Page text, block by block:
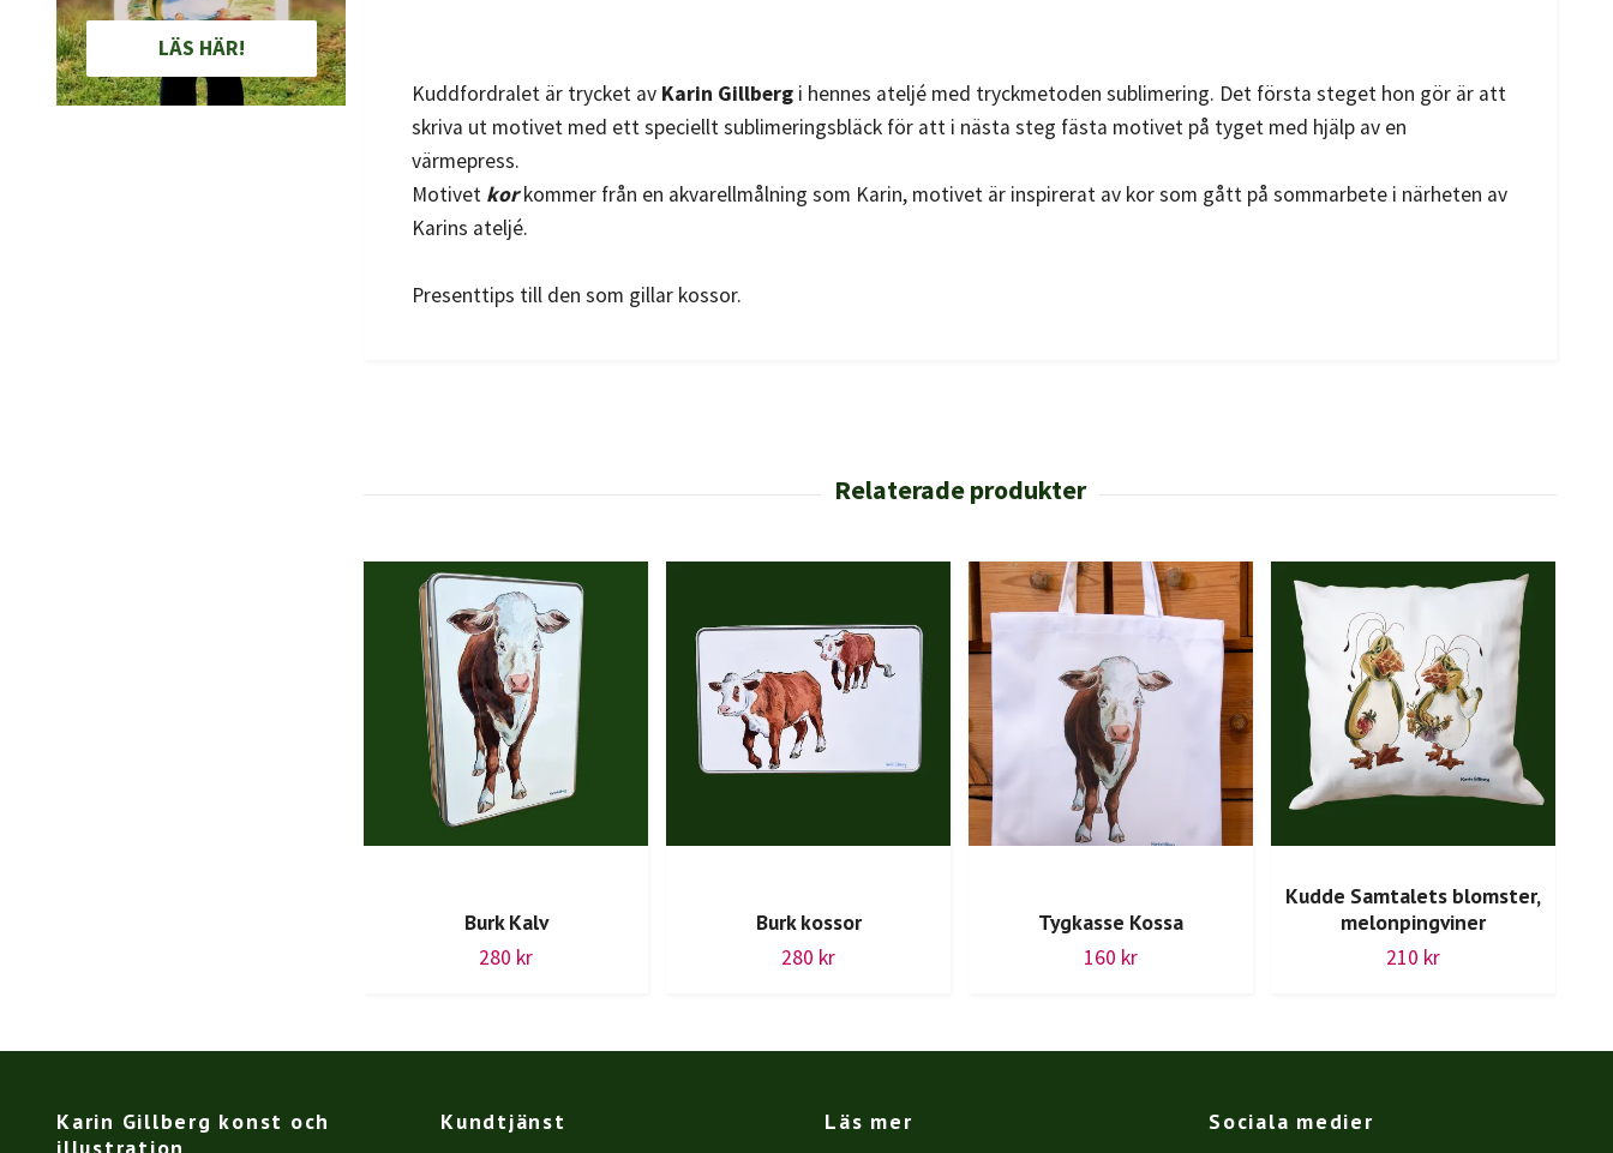
LÄS HÄR!
Kuddfordralet är trycket av Karin Gillberg i hennes ateljé med tryckmetoden sublimering. Det första steget hon gör är att
skriva ut motivet med ett speciellt sublimeringsbläck för att i nästa steg fästa motivet på tyget med hjälp av en
värmepress.
Motivet kor kommer från en akvarellmålning som Karin, motivet är inspirerat av kor som gått på sommarbete i närheten av
Karins ateljé.
Presenttips till den som gillar kossor.
Burk Kalv
280 kr
Burk kossor
280 kr
Tygkasse Kossa
160 kr
Kudde Samtalets blomster,
melonpingviner
210 kr
Karin Gillberg konst och
illustration
Kundtjänst Läs mer Sociala medier